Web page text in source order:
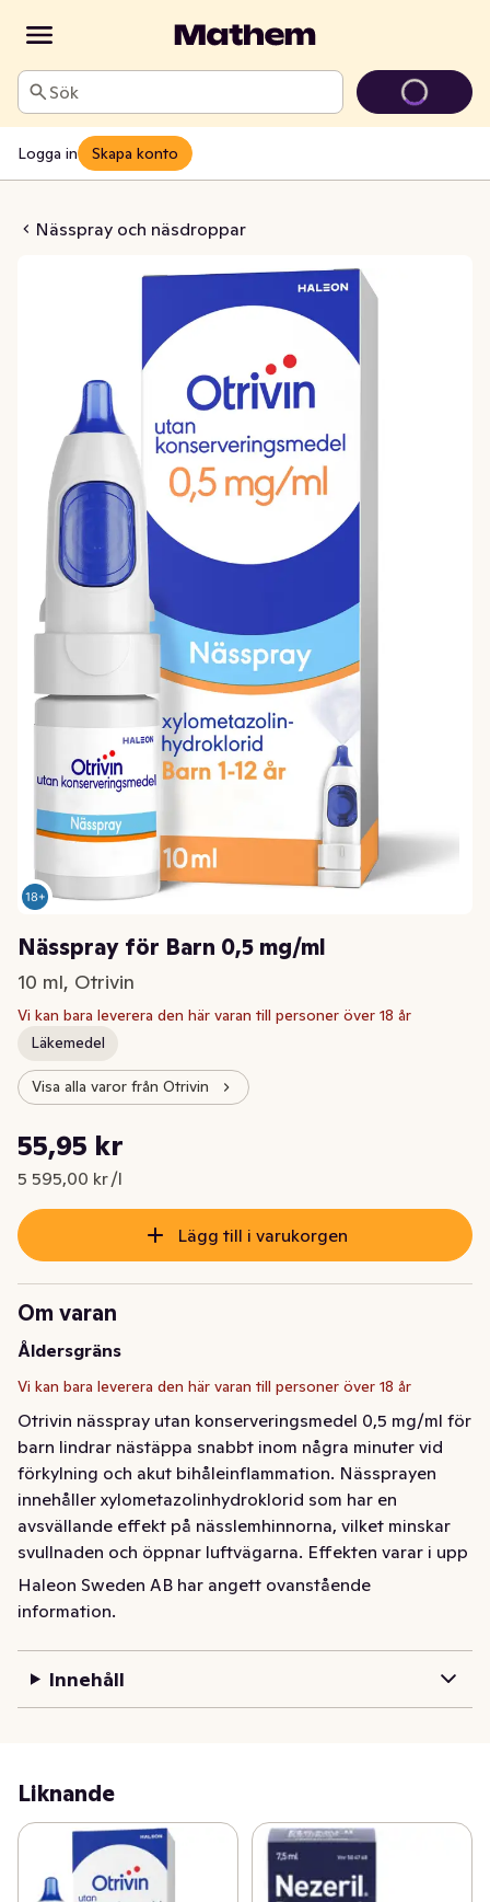
Sök
Logga in Skapa konto
Nässpray och näsdroppar
Barn 0,5 mg/ml
Nässpray för Barn 0,5 mg/ml
10 ml, Otrivin
Vi kan bara leverera den här varan till personer över 18 år
Läkemedel
Visa alla varor från Otrivin
Nuvarande pris är: 55,95 kr
55,95 kr
5 595,00 kr /l
Styckpris: 5 595,00 kr /l
Lägg till i varukorgen
Om varan
Åldersgräns
Vi kan bara leverera den här varan till personer över 18 år
Otrivin nässpray utan konserveringsmedel 0,5 mg/ml för
barn lindrar nästäppa snabbt inom några minuter vid
förkylning och akut bihåleinflammation. Nässprayen
innehåller xylometazolinhydroklorid som har en
avsvällande effekt på nässlemhinnorna, vilket minskar
svullnaden och öppnar luftvägarna. Effekten varar i upp
till 10 timmar vilket gör att du t.ex. kan sova bättre när
du är förkyld. Den praktiska spraypumpen ger en
känns behagligt i näsan. Den nya spraypumpen är enkel
att använda och ett knapptryck räcker. Endast en
spraydusch per näsborre behövs. Ingen smaksättning
Haleon Sweden AB har angett ovanstående
information.
Innehåll
Liknande